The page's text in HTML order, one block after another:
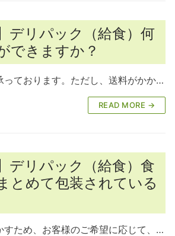
デリパック（給食）何
できますか？
っております。ただし、送料がかか…
READ MORE →
デリパック（給食）食
とめて包装されている
すため、お客様のご希望に応じて、…